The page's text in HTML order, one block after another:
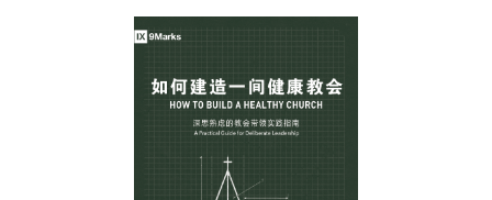
福音传讲与宣教 成员制与教会纪律
隐私条款
正體中文
葡萄牙语
达里语
罗马尼亚语
意大利语